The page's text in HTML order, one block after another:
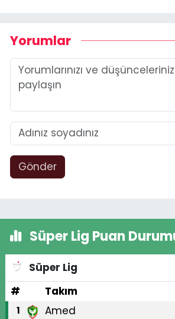
Yorumlar
Gönder
Süper Lig Puan
Süper Lig
#
Takım
1 Amed